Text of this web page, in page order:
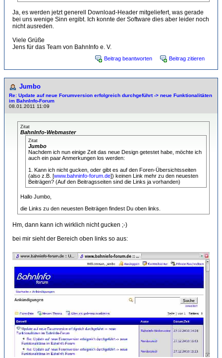
Ja, es werden jetzt generell Download-Header mitgeliefert, was gerade
bei uns wenige Sinn ergibt. Ich konnte der Software dies aber leider noch
nicht ausreden.
Viele Grüße
Jens für das Team von BahnInfo e. V.
Beitrag beantworten Beitrag zitieren
Jumbo
Re: Update auf neue Forumversion erfolgreich durchgeführt -> neue Funktionalitäten
im BahnInfo-Forum
08.01.2011 11:09
Zitat
BahnInfo-Webmaster
Zitat
Jumbo
Nachdem ich nun einige Zeit das neue Design getestet habe, möchte ich
auch ein paar Anmerkungen los werden:
1. Kann ich nicht gucken, oder gibt es auf den Foren-Übersichtsseiten
(also z.B. [www.bahninfo-forum.de]) keinen Link mehr zu den neuesten
Beiträgen? (Auf den Beitragsseiten sind die Links ja vorhanden)
Hallo Jumbo,
die Links zu den neuesten Beiträgen findest Du oben links.
Hm, dann kann ich wirklich nicht gucken ;-)
bei mir sieht der Bereich oben links so aus: